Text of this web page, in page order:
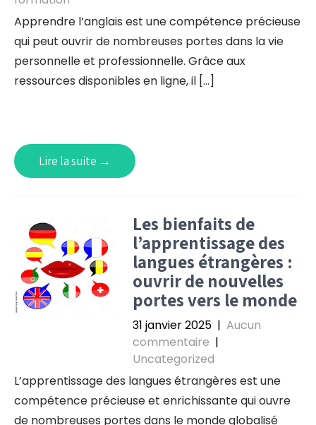
Apprendre l’anglais est une compétence précieuse
qui peut ouvrir de nombreuses portes dans la vie
personnelle et professionnelle. Grâce aux
ressources disponibles en ligne, il […]
Lire la suite →
Les bienfaits de
l’apprentissage des
langues étrangères :
ouvrir de nouvelles
portes vers le monde
31 janvier 2025 | Aucun
commentaire |
Uncategorized
L’apprentissage des langues étrangères est une
compétence précieuse et enrichissante qui ouvre
de nombreuses portes dans le monde globalisé